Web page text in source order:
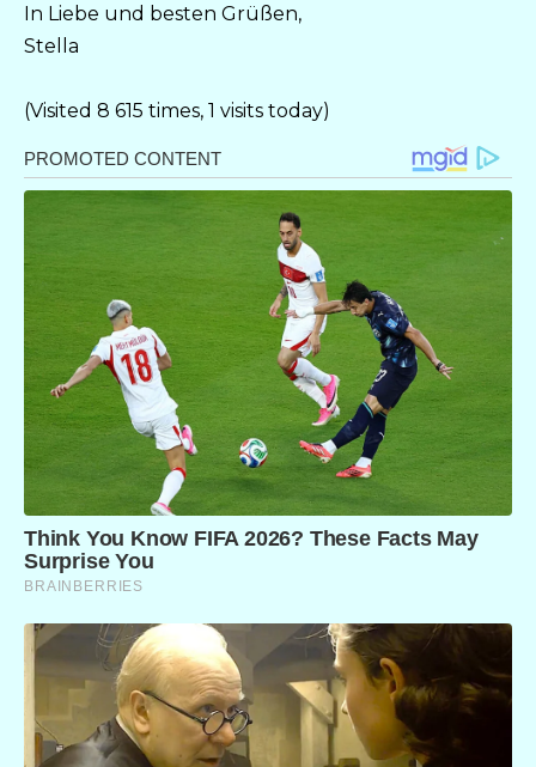
In Liebe und besten Grüßen,
Stella
(Visited 8 615 times, 1 visits today)